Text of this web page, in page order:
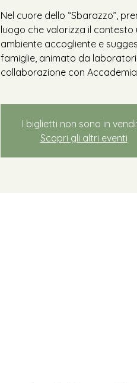
Nel cuore dello “Sbarazzo”,
luogo che valorizza il
ambiente accogliente e
famiglie, animato da
collaborazione con
I biglietti non sono in
Scopri gli altri eventi